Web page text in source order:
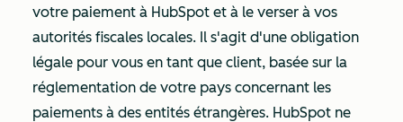
votre paiement à HubSpot et à le verser à vos
autorités fiscales locales. Il s'agit d'une obligation
légale pour vous en tant que client, basée sur la
réglementation de votre pays concernant les
paiements à des entités étrangères. HubSpot ne